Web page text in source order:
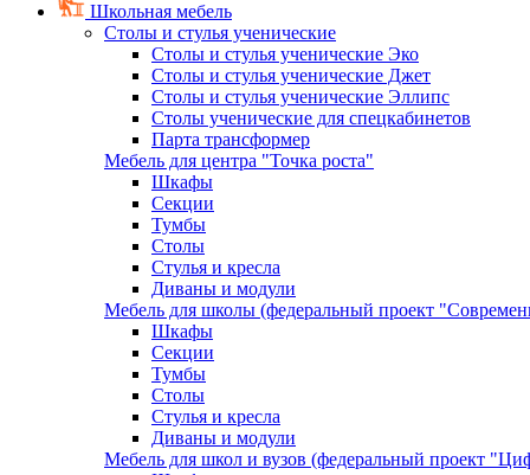
Школьная мебель
Столы и стулья ученические
Столы и стулья ученические Эко
Столы и стулья ученические Джет
Столы и стулья ученические Эллипс
Столы ученические для спецкабинетов
Парта трансформер
Мебель для центра "Точка роста"
Шкафы
Секции
Тумбы
Столы
Стулья и кресла
Диваны и модули
Мебель для школы (федеральный проект
Шкафы
Секции
Тумбы
Столы
Стулья и кресла
Диваны и модули
Мебель для школ и вузов (федеральный проект